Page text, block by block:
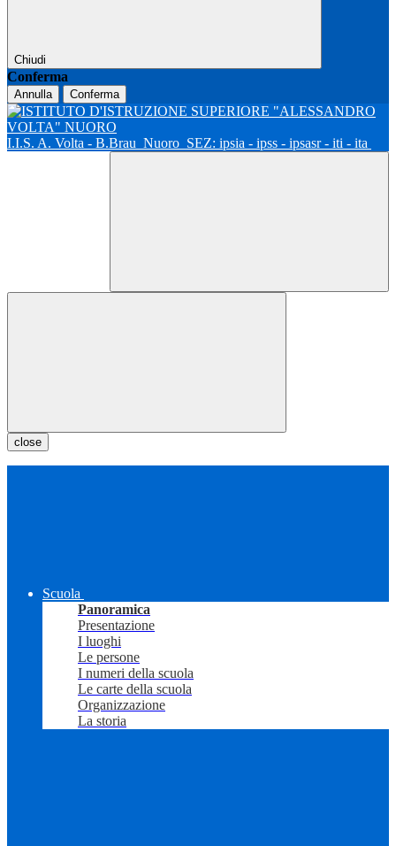
Chiudi
Conferma
Annulla Conferma
I.I.S. A. Volta - B.Brau Nuoro SEZ: ipsia - ipss - ipsasr - iti - ita
close
Scuola
Panoramica
Presentazione
I luoghi
Le persone
I numeri della scuola
Le carte della scuola
Organizzazione
La storia